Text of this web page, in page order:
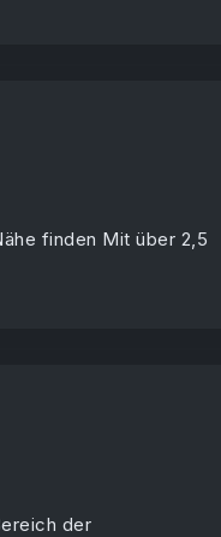
finden Mit über 2,5
der